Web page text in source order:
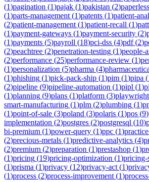
(1)pagination (1)pajak (1)pakistan (2)paperless
(1)parts-management (1)patents (1)patient-
(2)patient-management (1)patient-recall (1)
(1)payment-gateways (1)payment-security (2)
(1)payments (5)payroll (18)pci-dss (4)pdf(2)
(2)peachtree (2)penetration-testing (1)people-
(2)performance (25)performance-review (1)
(1)personalization (5)pharma (4)
(1)phishing (1)pick-pack-ship (1)pim (1)pipa (
(2)pipeline (9)pipeline-automation (1)pipl (1)
(1)planning (9)plans (1)platform (3)playwright
smart-manufacturing (1)plm (2)plumbing (1)
(1)point-of-sale (3)poland (3)polaris (1)pos (9)
implementation (2)postgres (2)postgresql (10)
bi-premium (1)power-query (1)ppc (1)
(2)precious-metals (1)predictive-analytics (4)
(2)premium (2)preparation (1)prestashop (1)
(1)pricing (19)pricing-optimization (1)pricing-
(1)prisma (1)privacy (12)privacy-act (1)
(1)process (2)process-improvement (1)